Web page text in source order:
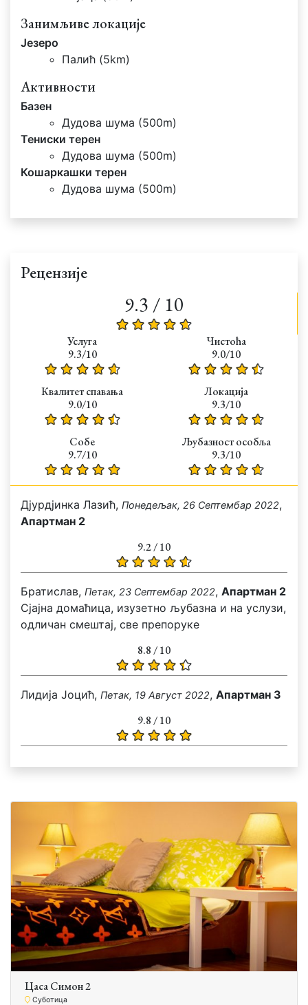
Занимљиве локације
Језеро
Палић (5km)
Активности
Базен
Дудова шума (500m)
Тениски терен
Дудова шума (500m)
Кошаркашки терен
Дудова шума (500m)
Рецензије
9.3 / 10
Услуга
9.3/10
Чистоћа
9.0/10
Квалитет спавања
9.0/10
Локација
9.3/10
Собе
9.7/10
Љубазност особља
9.3/10
Дјурдјинка Лазић, Понедељак, 26 Септембар 2022,
Апартман 2
9.2 / 10
Братислав, Петак, 23 Септембар 2022, Апартман 2
Сјајна домаћица, изузетно љубазна и на услузи,
одличан смештај, све препоруке
8.8 / 10
Лидија Јоцић, Петак, 19 Август 2022, Апартман 3
9.8 / 10
Цаса Симон 2
Суботица